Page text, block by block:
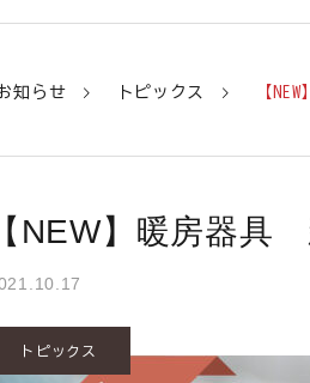
ス開発秘話 会社情報
ペットスタンスについ
ドッ
知らせ トピックス 【
【NEW】暖房器具
トピックス